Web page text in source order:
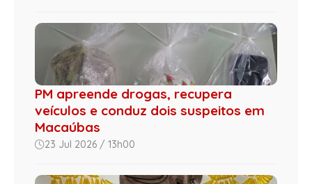
PM apreende drogas, recupera
veículos e conduz dois suspeitos em
Macaúbas
23 Jul 2026 / 13h00